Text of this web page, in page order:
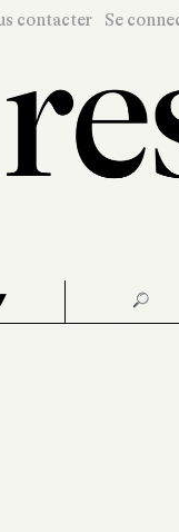
contacter Se
🔎